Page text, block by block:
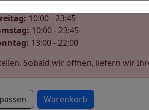
10:00 - 23:45
10:00 - 23:45
13:00 - 22:00
Sobald wir öffnen, liefern wir
Warenkorb